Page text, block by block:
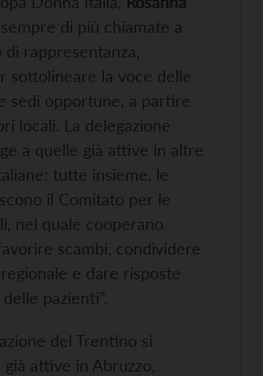
di più chiamate a
rappresentanza,
sottolineare la voce delle
sedi opportune, a partire
locali. La delegazione
a quelle già attive in altre
tutte insieme, le
il Comitato per le
nel quale cooperano
scambi, condividere
e dare risposte
pazienti”.
del Trentino si
attive in Abruzzo,